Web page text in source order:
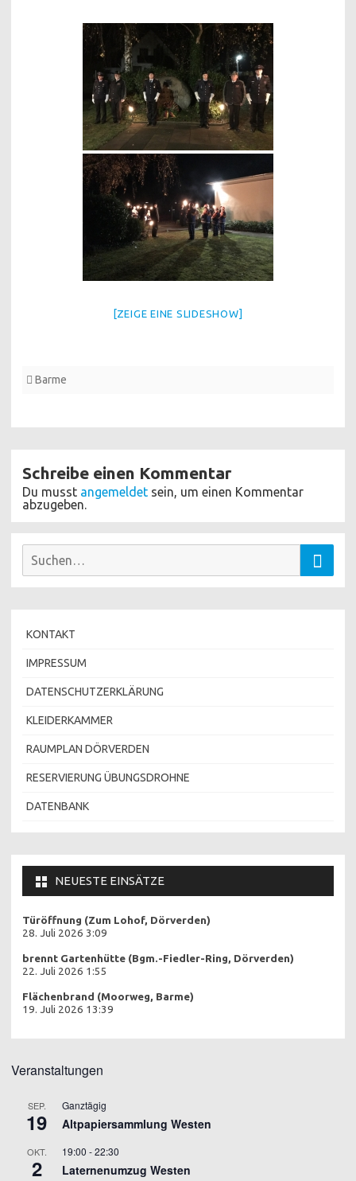
[ZEIGE EINE SLIDESHOW]
Barme
Schreibe einen Kommentar
Du musst angemeldet sein, um einen Kommentar
abzugeben.
Suchen
KONTAKT
IMPRESSUM
DATENSCHUTZERKLÄRUNG
KLEIDERKAMMER
RAUMPLAN DÖRVERDEN
RESERVIERUNG ÜBUNGSDROHNE
DATENBANK
NEUESTE EINSÄTZE
Türöffnung (Zum Lohof, Dörverden)
28. Juli 2026 3:09
brennt Gartenhütte (Bgm.-Fiedler-Ring, Dörverden)
22. Juli 2026 1:55
Flächenbrand (Moorweg, Barme)
19. Juli 2026 13:39
Veranstaltungen
SEP.
19
Ganztägig
Altpapiersammlung Westen
OKT.
2
19:00 -22:30
Laternenumzug Westen